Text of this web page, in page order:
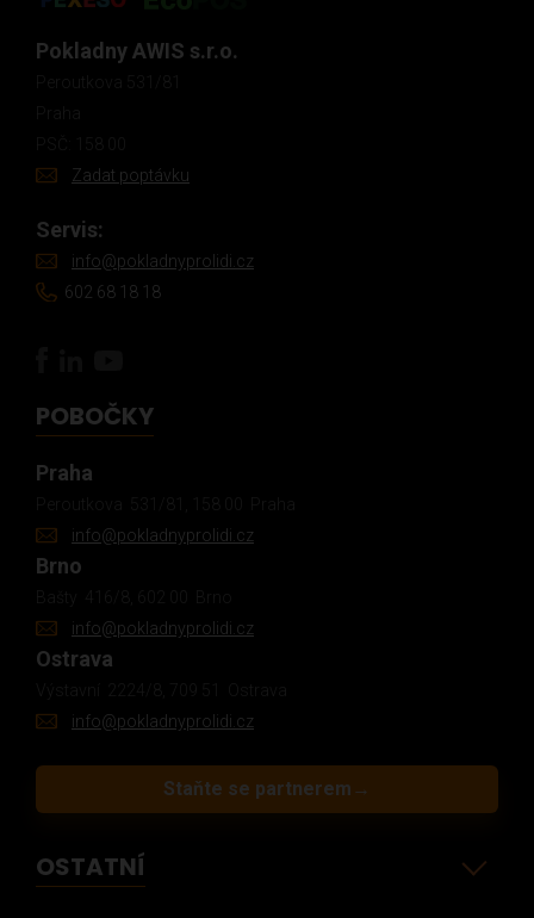
Pokladny AWIS s.r.o.
Zadat poptávku
Servis:
info@pokladnyprolidi.cz
602 68 18 18
POBOČKY
Praha
info@pokladnyprolidi.cz
Brno
info@pokladnyprolidi.cz
Ostrava
info@pokladnyprolidi.cz
Staňte se partnerem →
OSTATNÍ